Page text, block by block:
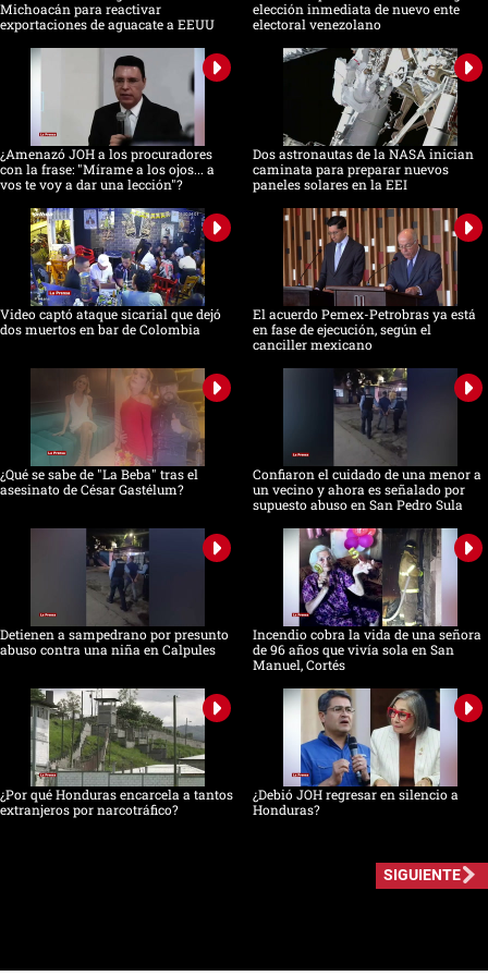
Michoacán para reactivar
exportaciones de aguacate a EEUU
elección inmediata de nuevo ente
electoral venezolano
¿Amenazó JOH a los procuradores
con la frase: "Mírame a los ojos... a
vos te voy a dar una lección"?
Dos astronautas de la NASA inician
caminata para preparar nuevos
paneles solares en la EEI
Video captó ataque sicarial que dejó
dos muertos en bar de Colombia
El acuerdo Pemex-Petrobras ya está
en fase de ejecución, según el
canciller mexicano
¿Qué se sabe de "La Beba" tras el
asesinato de César Gastélum?
Confiaron el cuidado de una menor a
un vecino y ahora es señalado por
supuesto abuso en San Pedro Sula
Detienen a sampedrano por presunto
abuso contra una niña en Calpules
Incendio cobra la vida de una señora
de 96 años que vivía sola en San
Manuel, Cortés
¿Por qué Honduras encarcela a tantos
extranjeros por narcotráfico?
¿Debió JOH regresar en silencio a
Honduras?
SIGUIENTE